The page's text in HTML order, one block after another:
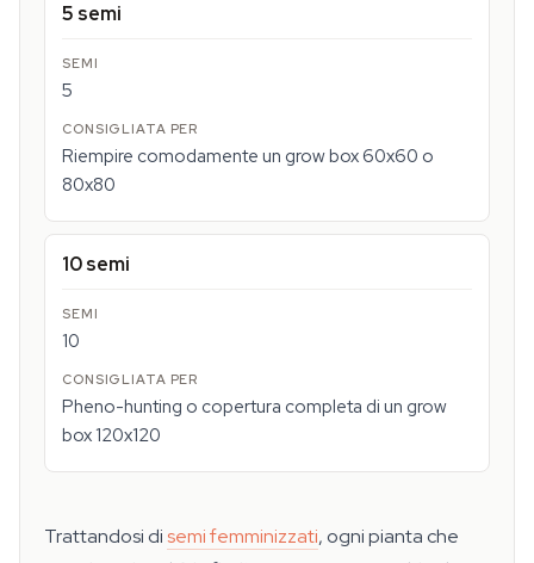
5 semi
5
Riempire comodamente un grow box 60x60 o
80x80
10 semi
10
Pheno-hunting o copertura completa di un grow
box 120x120
Trattandosi disemi femminizzati, ogni pianta che